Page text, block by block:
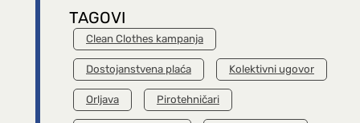
TAGOVI
Clean Clothes kampanja
Dostojanstvena plaća Kolektivni ugovor
Orljava Pirotehničari